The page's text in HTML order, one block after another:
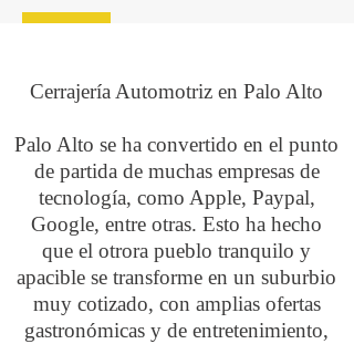
Cerrajería Automotriz en Palo Alto
Palo Alto se ha convertido en el punto
de partida de muchas empresas de
tecnología, como Apple, Paypal,
Google, entre otras. Esto ha hecho
que el otrora pueblo tranquilo y
apacible se transforme en un suburbio
muy cotizado, con amplias ofertas
gastronómicas y de entretenimiento,